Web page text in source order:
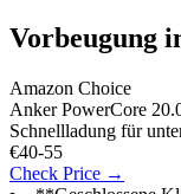
Vorbeugung
Amazon Choice
Anker PowerCore
Schnellladung für
€40-55
Check Price →